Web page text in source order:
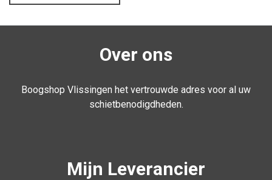
Over ons
Boogshop Vlissingen het vertrouwde adres voor al uw
schietbenodigdheden.
Mijn Leverancier